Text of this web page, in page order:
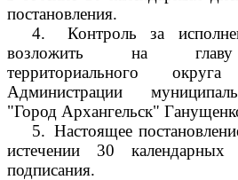
постановления.
4.
Контроль за
возложить на главу
территориального
Администрации
"Город Архангельск"
5. Настоящее
истечении 30
подписания.